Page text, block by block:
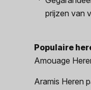
prijzen van
Populaire
Amouage
Aramis Heren